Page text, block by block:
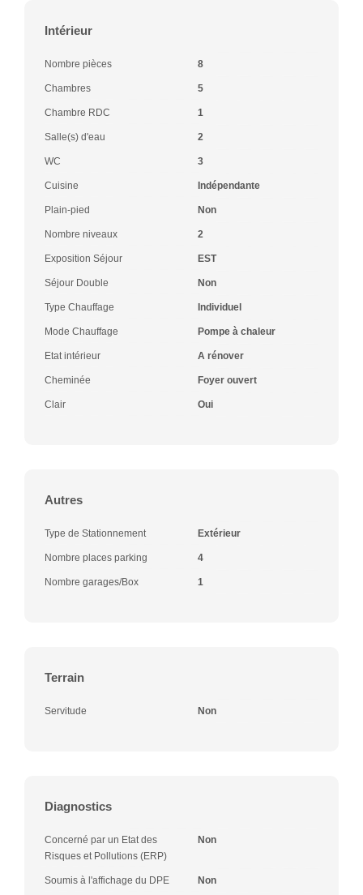
Intérieur
Nombre pièces 8
Chambres 5
Chambre RDC 1
Salle(s) d'eau 2
WC 3
Cuisine Indépendante
Plain-pied Non
Nombre niveaux 2
Exposition Séjour EST
Séjour Double Non
Type Chauffage Individuel
Mode Chauffage Pompe à chaleur
Etat intérieur A rénover
Cheminée Foyer ouvert
Clair Oui
Autres
Type de Stationnement Extérieur
Nombre places parking 4
Nombre garages/Box 1
Terrain
Servitude Non
Diagnostics
Concerné par un Etat des
Risques et Pollutions (ERP)
Non
Soumis à l'affichage du DPE Non